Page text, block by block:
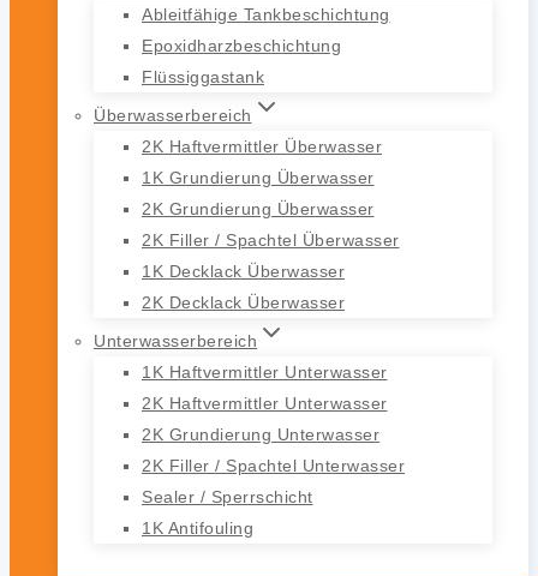
Ableitfähige Tankbeschichtung
Epoxidharzbeschichtung
Flüssiggastank
Überwasserbereich
2K Haftvermittler Überwasser
1K Grundierung Überwasser
2K Grundierung Überwasser
2K Filler / Spachtel Überwasser
1K Decklack Überwasser
2K Decklack Überwasser
Unterwasserbereich
1K Haftvermittler Unterwasser
2K Haftvermittler Unterwasser
2K Grundierung Unterwasser
2K Filler / Spachtel Unterwasser
Sealer / Sperrschicht
1K Antifouling